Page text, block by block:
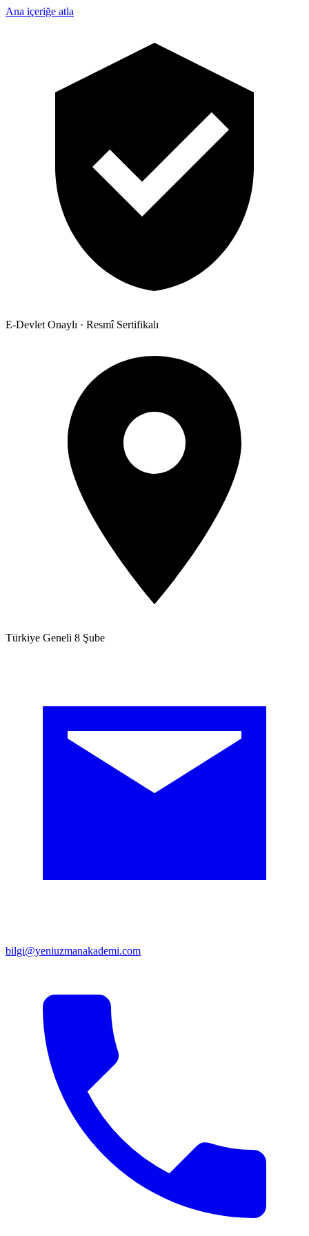
Ana içeriğe atla
E-Devlet Onaylı · Resmî Sertifikalı
Türkiye Geneli 8 Şube
bilgi@yeniuzmanakademi.com